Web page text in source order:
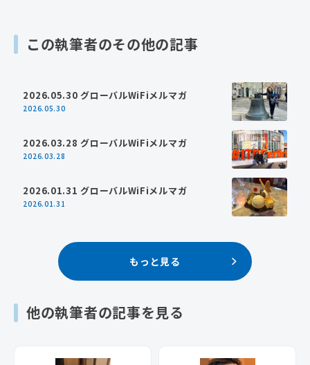
この執筆者のその他の記事
2026.05.30 グローバルWiFiメルマガ
2026.05.30
2026.03.28 グローバルWiFiメルマガ
2026.03.28
2026.01.31 グローバルWiFiメルマガ
2026.01.31
もっと見る
他の執筆者の記事を見る